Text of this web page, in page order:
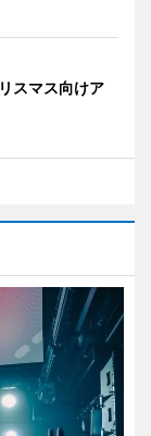
スマス向けア